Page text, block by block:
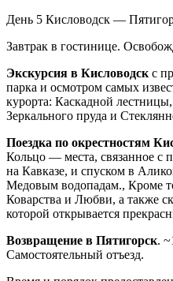
День 5 Кисловодск —
Завтрак в гостинице.
Экскурсия в Кисловодск с
парка и осмотром самых
курорта: Каскадной
Зеркального пруда и
Поездка по окрестностям
Кольцо — места, связанное
на Кавказе, и спуском в
Медовым водопадам., Кроме
Коварства и Любви, а также
которой открывается
Возвращение в Пятигорск.
Самостоятельный отъезд.